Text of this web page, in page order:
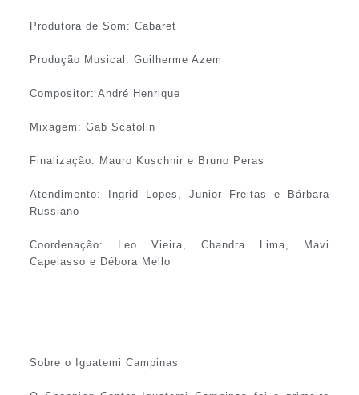
Produtora de Som: Cabaret
Produção Musical: Guilherme Azem
Compositor: André Henrique
Mixagem: Gab Scatolin
Finalização: Mauro Kuschnir e Bruno Peras
Atendimento: Ingrid Lopes, Junior Freitas e Bárbara
Russiano
Coordenação: Leo Vieira, Chandra Lima, Mavi
Capelasso e Débora Mello
Sobre o Iguatemi Campinas